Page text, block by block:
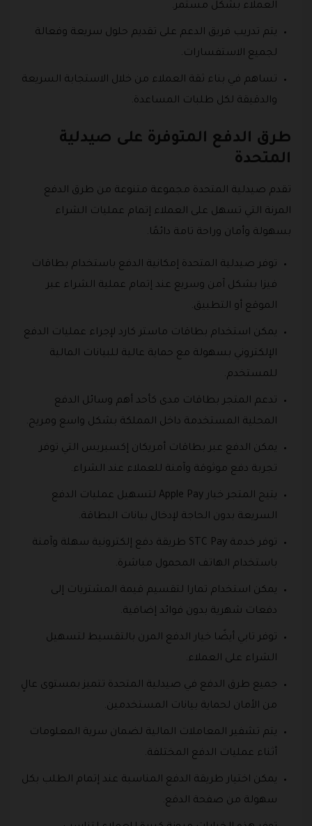
العملاء بشكل مستمر.
يتم تدريب فريق الدعم على تقديم حلول سريعة وفعالة
لجميع الاستفسارات.
تساهم في بناء ثقة العملاء من خلال الاستجابة السريعة
والدقيقة لكل طلبات المساعدة.
طرق الدفع المتوفرة على صيدلية
المتحدة
تقدم صيدلية المتحدة مجموعة متنوعة من طرق الدفع
المرنة التي تسهل على العملاء إتمام عمليات الشراء
بسهولة وأمان وراحة تامة دائمًا.
توفر صيدلية المتحدة إمكانية الدفع باستخدام بطاقات
فيزا بشكل آمن وسريع عند إتمام عملية الشراء عبر
الموقع أو التطبيق.
يمكن استخدام بطاقات ماستر كارد لإجراء عمليات الدفع
الإلكتروني بسهولة مع حماية عالية للبيانات المالية
للمستخدم.
تدعم المتجر بطاقات مدى كأحد أهم وسائل الدفع
المحلية المستخدمة داخل المملكة بشكل واسع ومريح.
يمكن الدفع عبر بطاقات أمريكان إكسبريس التي توفر
تجربة دفع موثوقة وآمنة للعملاء عند الشراء.
يتيح المتجر خيار Apple Pay لتسهيل عمليات الدفع
السريعة بدون الحاجة لإدخال بيانات البطاقة.
توفر خدمة STC Pay طريقة دفع إلكترونية سهلة وآمنة
باستخدام الهاتف المحمول مباشرة.
يمكن استخدام تمارا لتقسيم قيمة المشتريات إلى
دفعات شهرية بدون فوائد إضافية.
توفر تابي أيضًا خيار الدفع المرن بالتقسيط لتسهيل
الشراء على العملاء.
جميع طرق الدفع في صيدلية المتحدة تتميز بمستوى عالٍ
من الأمان لحماية بيانات المستخدمين.
يتم تشفير المعاملات المالية لضمان سرية المعلومات
أثناء عمليات الدفع المختلفة.
يمكن اختيار طريقة الدفع المناسبة عند إتمام الطلب بكل
سهولة من صفحة الدفع.